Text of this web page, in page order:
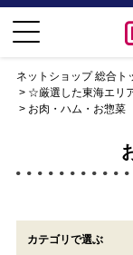
ネットショップ 総合ト
☆厳選した東海エリ
お肉・ハム・お惣菜
カテゴリで選ぶ